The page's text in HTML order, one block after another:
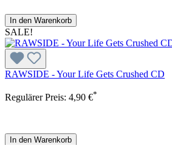
In den Warenkorb
SALE!
RAWSIDE - Your Life Gets Crushed CD
Regulärer Preis: 4,90 €*
In den Warenkorb